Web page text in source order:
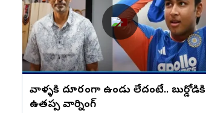
వాళ్ళకి దూరంగా ఉండు లేదంటే.. బుర్డోడికి
ఉతప్ప వార్నింగ్